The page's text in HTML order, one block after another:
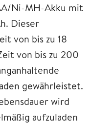
Ni-MH-Akku mit
Dieser
von bis zu 18
von bis zu 200
gewährleistet.
wird
aufzuladen